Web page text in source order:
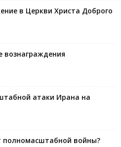
в Церкви Христа Доброго
вознаграждения
атаки Ирана на
полномасштабной войны?